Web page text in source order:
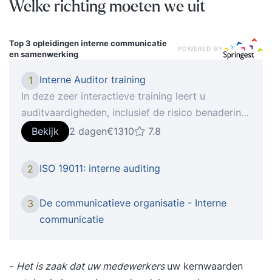
Welke richting moeten we uit
Top 3 opleidingeninterne communicatie
en samenwerking
POWERED BY
1
Interne Auditor training
In deze zeer interactieve training leert u
auditvaardigheden, inclusief de risico benadering.
Auditeren is een vaardigheid! Daarom bestaat
deze training vrijwel geheel uit oefeningen en
fictief bedrijf voorbereid, gepland, uitgevoerd en
bedrijf heeft een gedocumenteerd
managementsysteem, procedures,
computersystemen ter beschikking. Hierdoor
kunt u zich niet alleen bekwamen in het voeren
Bekijk 2 dagen€1310 7.8
2 ISO 19011: interne auditing
3 De communicatieve organisatie - Interne
communicatie
- Het is zaak dat uw medewerkers uw kernwaarden